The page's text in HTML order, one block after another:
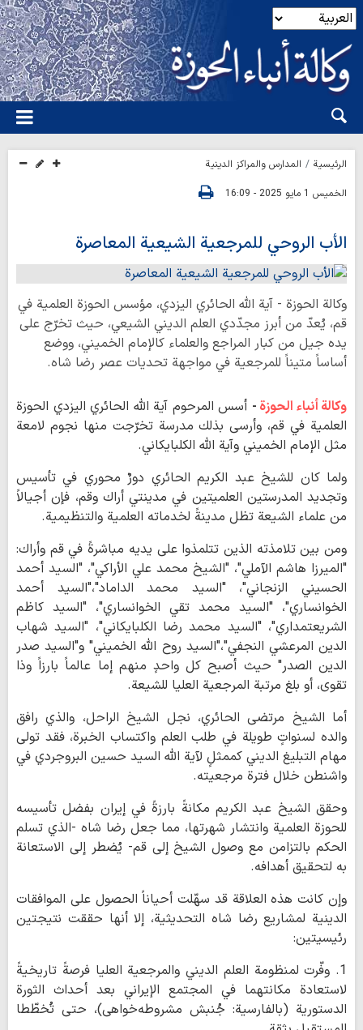
الرئيسية
المدارس والمراكز الدينية
الخميس 1 مايو 2025 - 16:09
الأب الروحي للمرجعية الشيعية المعاصرة
وكالة الحوزة - آية الله الحائري اليزدي، مؤسس الحوزة العلمية في
قم، يُعدّ من أبرز مجدّدي العلم الديني الشيعي، حيث تخرّج على
يده جيل من كبار المراجع والعلماء كالإمام الخميني، ووضع
أساساً متيناً للمرجعية في مواجهة تحديات عصر رضا شاه.
وكالة أنباء الحوزة - أسس المرحوم آية الله الحائري اليزدي الحوزة
العلمية في قم، وأرسى بذلك مدرسة تخرّجت منها نجوم لامعة
مثل الإمام الخميني وآية الله الكلبايكاني.
ولما كان للشيخ عبد الكريم الحائري دورٌ محوري في تأسيس
وتجديد المدرستين العلميتين في مدينتي أراك وقم، فإن أجيالاً
من علماء الشيعة تظل مدينةً لخدماته العلمية والتنظيمية.
ومن بين تلامذته الذين تتلمذوا على يديه مباشرةً في قم وأراك:
"الميرزا هاشم الآملي"، "الشيخ محمد علي الأراكي"، "السيد أحمد
الحسيني الزنجاني"، "السيد محمد الداماد"،"السيد أحمد
الخوانساري"، "السيد محمد تقي الخوانساري"، "السيد كاظم
الشريعتمداري"، "السيد محمد رضا الكلبايكاني"، "السيد شهاب
الدين المرعشي النجفي"،"السيد روح الله الخميني" و"السيد صدر
الدين الصدر" حيث أصبح كل واحدٍ منهم إما عالماً بارزاً وذا
تقوى، أو بلغ مرتبة المرجعية العليا للشيعة.
أما الشيخ مرتضى الحائري، نجل الشيخ الراحل، والذي رافق
والده لسنواتٍ طويلة في طلب العلم واكتساب الخبرة، فقد تولى
مهام التبليغ الديني كممثلٍ لآية الله السيد حسين البروجردي في
واشنطن خلال فترة مرجعيته.
وحقق الشيخ عبد الكريم مكانةً بارزةً في إيران بفضل تأسيسه
للحوزة العلمية وانتشار شهرتها، مما جعل رضا شاه -الذي تسلم
الحكم بالتزامن مع وصول الشيخ إلى قم- يُضطر إلى الاستعانة
به لتحقيق أهدافه.
وإن كانت هذه العلاقة قد سهّلت أحياناً الحصول على الموافقات
الدينية لمشاريع رضا شاه التحديثية، إلا أنها حققت نتيجتين
رئيسيتين:
1. وفّرت لمنظومة العلم الديني والمرجعية العليا فرصةً تاريخيةً
لاستعادة مكانتهما في المجتمع الإيراني بعد أحداث الثورة
الدستورية (بالفارسية: جُنبش مشروطه‌خواهی)، حتى تُخطّطا